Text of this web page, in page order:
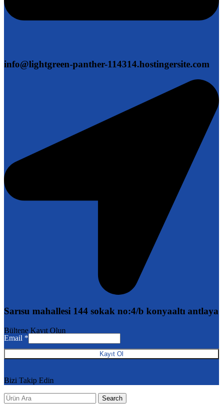
info@lightgreen-panther-114314.hostingersite.com
Sarısu mahallesi 144 sokak no:4/b konyaaltı antlaya
Bültene Kayıt Olun
Email
Email *
Kayıt Ol
Bizi Takip Edin
Search